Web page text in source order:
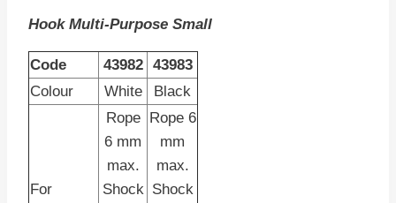
Hook Multi-Purpose Small
Code 43982
43983
Colour
White Black
For
Rope
6 mm
max.
Shock
Rope 6
mm
max.
Shock